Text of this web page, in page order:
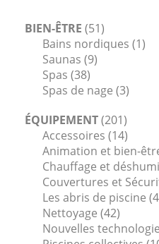
BIEN-ÊTRE (51)
Bains nordiques (1)
Saunas (9)
Spas (38)
Spas de nage (3)
ÉQUIPEMENT(201)
Accessoires (14)
Animation et bien-
Chauffage et
Couvertures et
Les abris de piscine
Nettoyage (42)
Nouvelles